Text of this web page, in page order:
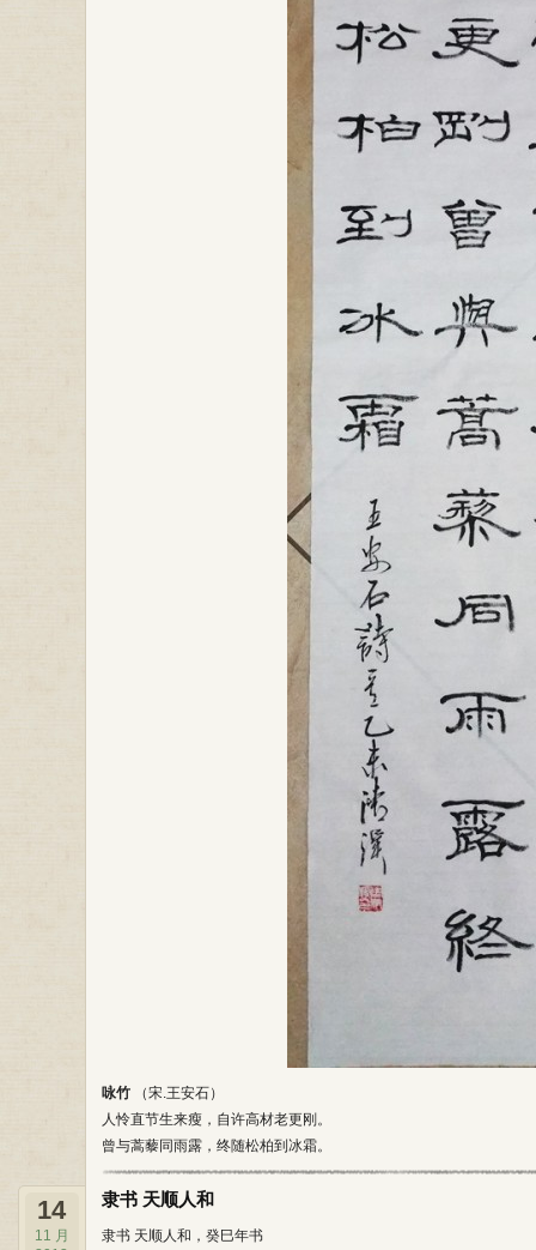
咏竹 （宋.王安石）
人怜直节生来瘦，自许高材老更刚。
曾与蒿藜同雨露，终随松柏到冰霜。
隶书 天顺人和
14
11 月
隶书 天顺人和，癸巳年书